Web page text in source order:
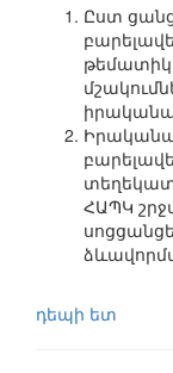
Ըստ
ՀԱՊԿ
դեպի ետ